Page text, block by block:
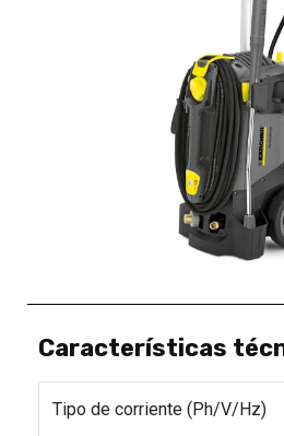
Características
Tipo de corriente (Ph/V/Hz)